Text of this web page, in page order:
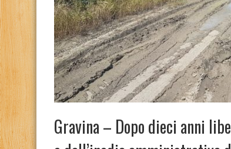
Gravina – Dopo dieci anni